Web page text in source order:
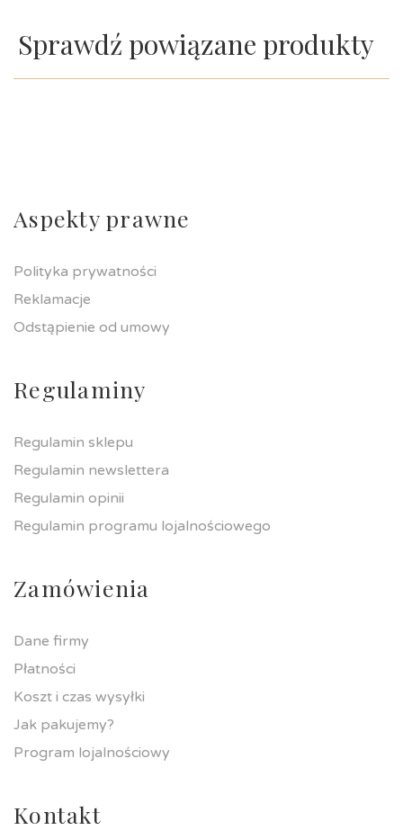
Sprawdź powiązane produkty
Aspekty prawne
Polityka prywatności
Reklamacje
Odstąpienie od umowy
Regulaminy
Regulamin sklepu
Regulamin newslettera
Regulamin opinii
Regulamin programu lojalnościowego
Zamówienia
Dane firmy
Płatności
Koszt i czas wysyłki
Jak pakujemy?
Program lojalnościowy
Kontakt